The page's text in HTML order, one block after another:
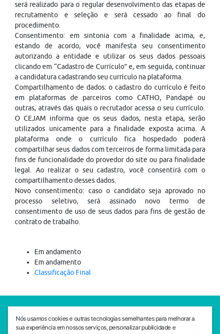
será realizado para o regular desenvolvimento das etapas de
recrutamento e seleção e será cessado ao final do
procedimento.
Consentimento: em sintonia com a finalidade acima, e,
estando de acordo, você manifesta seu consentimento
autorizando a entidade e utilizar os seus dados pessoais
clicando em “Cadastro de Currículo” e, em seguida, continuar
a candidatura cadastrando seu currículo na plataforma.
Compartilhamento de dados: o cadastro do currículo é feito
em plataformas de parceiros como CATHO, Pandapé ou
outras, através das quais o recrutador acessa o seu currículo.
O CEJAM informa que os seus dados, nesta etapa, serão
utilizados unicamente para a finalidade exposta acima. A
plataforma onde o currículo fica hospedado poderá
compartilhar seus dados com terceiros de forma limitada para
fins de funcionalidade do provedor do site ou para finalidade
legal. Ao realizar o seu cadastro, você consentirá com o
compartilhamento desses dados.
Novo consentimento: caso o candidato seja aprovado no
processo seletivo, será assinado novo termo de
consentimento de uso de seus dados para fins de gestão de
contrato de trabalho.
Em andamento
Em andamento
Classificação Final
SEDE CEJAM
Av. da Liberdade, 765, Liberdade, São Paulo, 01503-001
Nós usamos cookies e outras tecnologias semelhantes para melhorar a
sua experiência em nossos serviços, personalizar publicidade e